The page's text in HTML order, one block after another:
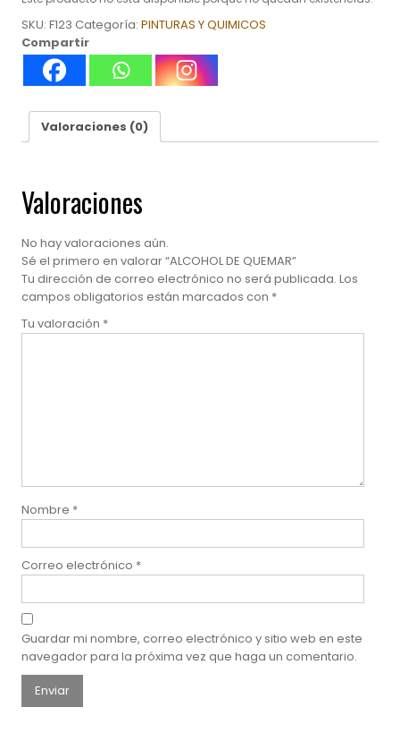
SKU: F123 Categoría: PINTURAS Y QUIMICOS
Compartir
Valoraciones (0)
Valoraciones
No hay valoraciones aún.
Sé el primero en valorar “ALCOHOL DE QUEMAR”
Tu dirección de correo electrónico no será publicada. Los
campos obligatorios están marcados con *
Tu valoración *
Nombre *
Correo electrónico *
Guardar mi nombre, correo electrónico y sitio web en este
navegador para la próxima vez que haga un comentario.